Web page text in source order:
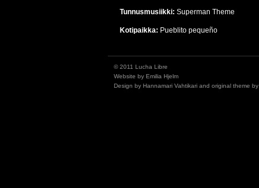
Tunnusmusiikki: Superman Theme
Kotipaikka: Pueblito pequeño
© 2011 Lucha Libre
Website by Emilia Hjelm
Design by Hannamari Vahtikari and original theme by